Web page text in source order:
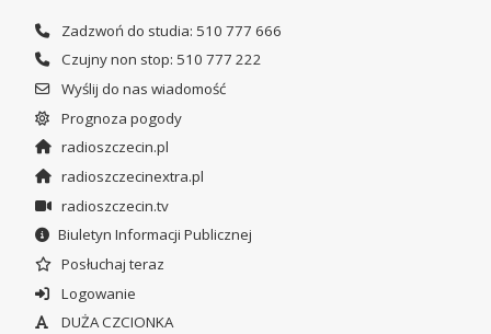
Zadzwoń do studia: 510 777 666
Czujny non stop: 510 777 222
Wyślij do nas wiadomość
Prognoza pogody
radioszczecin.pl
radioszczecinextra.pl
radioszczecin.tv
Biuletyn Informacji Publicznej
Posłuchaj teraz
Logowanie
DUŻA CZCIONKA